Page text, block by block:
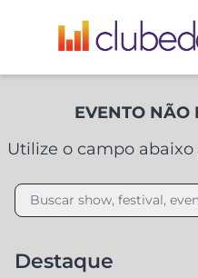
EVENTO NÃO
Utilize o campo
Buscar show, festival,
Destaque